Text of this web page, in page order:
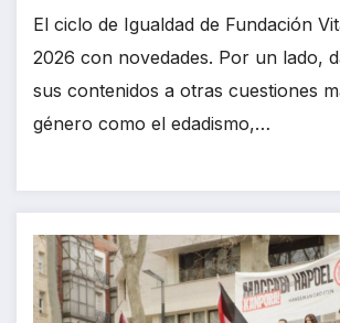
El ciclo de Igualdad de Fundación
2026 con novedades. Por un lado,
sus contenidos a otras cuestiones
género como el edadismo,…